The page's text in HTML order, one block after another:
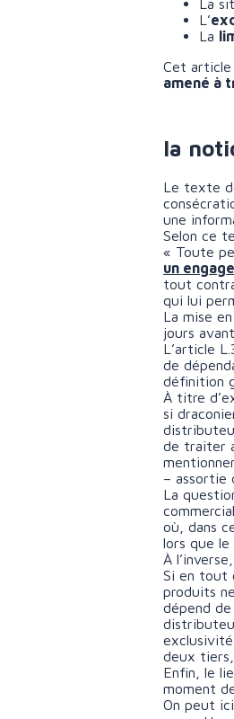
La
L’
La
Cet article
amené à
la
Le texte
une
Selon ce
« Toute
un
tout
qui lui
La mise
jours
L’article
de
définition
À titre
si
de traiter
– assortie
La
où, dans
lors que
À
Si en tout
produits
dépend
exclusivité
deux tiers,
Enfin, le
moment
On peut